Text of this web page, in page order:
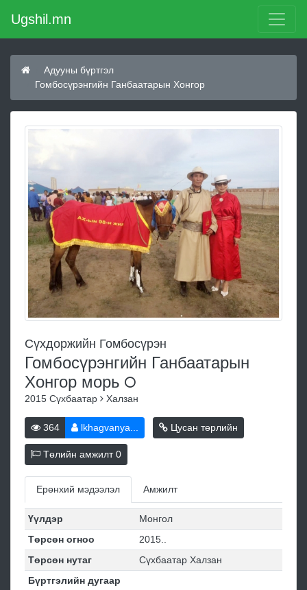
Ugshil.mn
Адууны бүртгэл
Гомбосүрэнгийн Ганбаатарын Хонгор
Сүхдоржийн Гомбосүрэн
Гомбосүрэнгийн Ганбаатарын
Хонгор морь
2015 Сүхбаатар Халзан
364 lkhagvanya... Цусан төрлийн
Төлийн амжилт0
Ерөнхий мэдээлэл Амжилт
Үүлдэр
Монгол
Төрсөн огноо
2015..
Төрсөн нутаг
Сүхбаатар Халзан
Бүртгэлийн дугаар